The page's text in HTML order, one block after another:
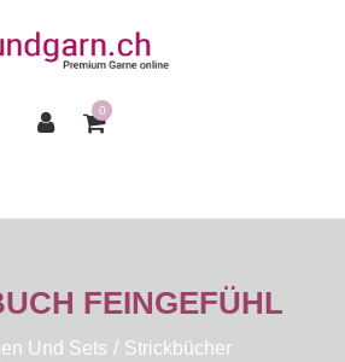
0
FEINGEFÜHL
Und Sets Strickbücher